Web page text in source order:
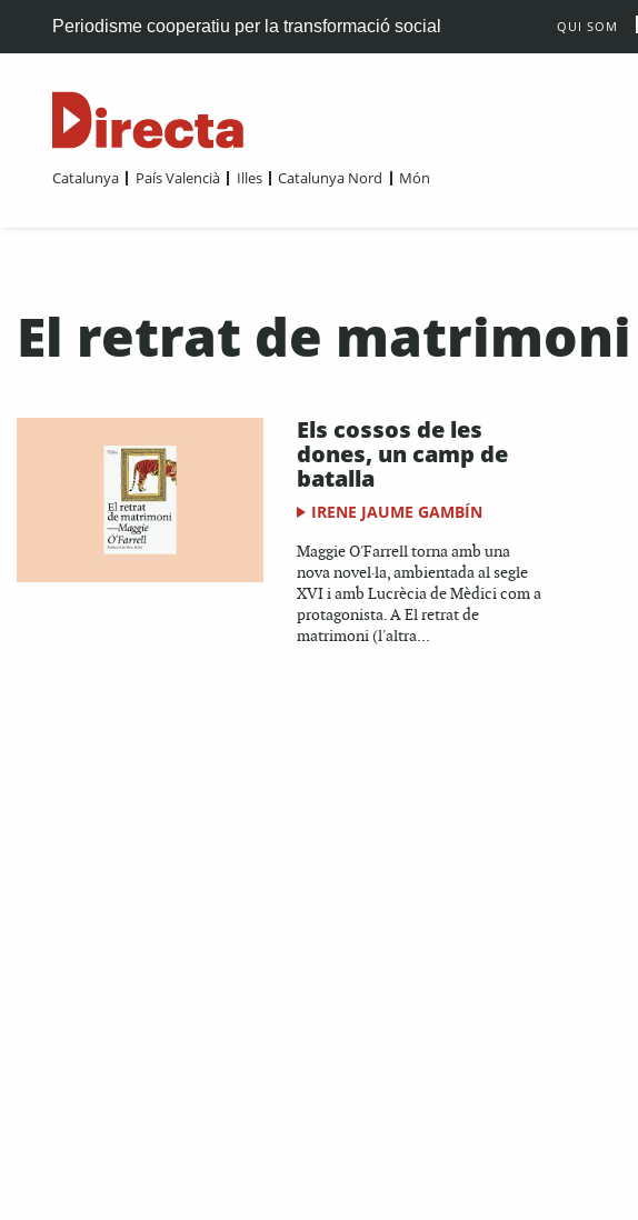
Periodisme cooperatiu per la transformació social QUI SOM
Catalunya País Valencià Illes Catalunya Nord Món
El retrat de matrimoni
Els cossos de les
dones, un camp de
batalla
IRENE JAUME GAMBÍN
Maggie O'Farrell torna amb una
nova novel·la, ambientada al segle
XVI i amb Lucrècia de Mèdici com a
protagonista. A El retrat de
matrimoni (l'altra...